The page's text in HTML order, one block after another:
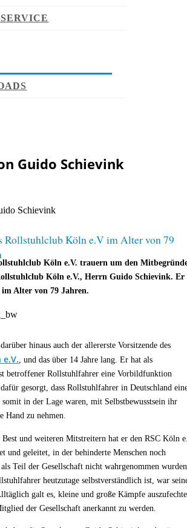
Guido Schievink
Rollstuhlclub Köln e.V im Alter von 79
Köln e.V. trauern um den
Köln e.V., Herrn Guido Schievink. Er
im Alter von 79 Jahren.
hinaus auch der allererste Vorsitzende des
, und das über 14 Jahre lang. Er hat als
betroffener Rollstuhlfahrer eine Vorbildfunktion
gesorgt, dass Rollstuhlfahrer in Deutschland
somit in der Lage waren, mit Selbstbewusstsein ihr
Hand zu nehmen.
und weiteren Mitstreitern hat er den RSC Köln
und geleitet, in der behinderte Menschen noch
als Teil der Gesellschaft nicht wahrgenommen
heutzutage selbstverständlich ist, war
galt es, kleine und große Kämpfe
der Gesellschaft anerkannt zu werden.